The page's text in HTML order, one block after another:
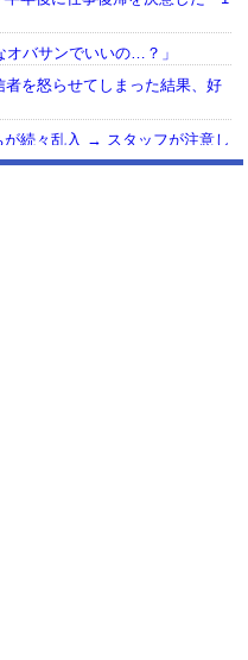
オバサンでいいの…？」
者を怒らせてしまった結果、好
が続々乱入 → スタッフが注意し